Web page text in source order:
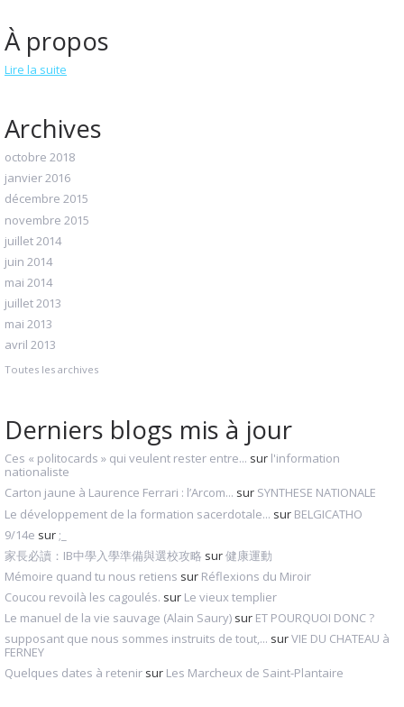
À propos
Lire la suite
Archives
octobre 2018
janvier 2016
décembre 2015
novembre 2015
juillet 2014
juin 2014
mai 2014
juillet 2013
mai 2013
avril 2013
Toutes les archives
Derniers blogs mis à jour
Ces « politocards » qui veulent rester entre... sur l'information
nationaliste
Carton jaune à Laurence Ferrari : l’Arcom... sur SYNTHESE NATIONALE
Le développement de la formation sacerdotale... sur BELGICATHO
9/14e sur ;_
家長必讀：IB中學入學準備與選校攻略 sur健康運動
Mémoire quand tu nous retiens sur Réflexions du Miroir
Coucou revoilà les cagoulés. sur Le vieux templier
Le manuel de la vie sauvage (Alain Saury) sur ET POURQUOI DONC ?
supposant que nous sommes instruits de tout,... surVIE DU CHATEAU à
FERNEY
Quelques dates à retenir sur Les Marcheux de Saint-Plantaire